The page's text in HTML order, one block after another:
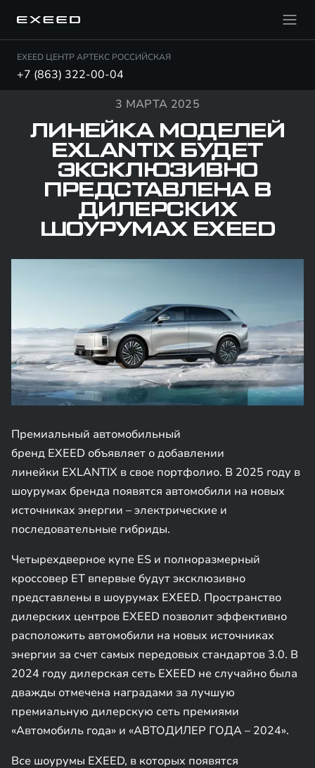
EXEED ЦЕНТР АРТЕКС РОССИЙСКАЯ
+7 (863) 322-00-04
3 МАРТА 2025
ЛИНЕЙКА МОДЕЛЕЙ
EXLANTIX БУДЕТ
ЭКСКЛЮЗИВНО
ПРЕДСТАВЛЕНА В
ДИЛЕРСКИХ
ШОУРУМАХ EXEED
Премиальный автомобильный
бренд EXEED объявляет о добавлении
линейки EXLANTIX в свое портфолио. В 2025 году в
шоурумах бренда появятся автомобили на новых
источниках энергии – электрические и
последовательные гибриды.
Четырехдверное купе ES и полноразмерный
кроссовер ET впервые будут эксклюзивно
представлены в шоурумах EXEED. Пространство
дилерских центров EXEED позволит эффективно
расположить автомобили на новых источниках
энергии за счет самых передовых стандартов 3.0. В
2024 году дилерская сеть EXEED не случайно была
дважды отмечена наградами за лучшую
премиальную дилерскую сеть премиями
«Автомобиль года» и «АВТОДИЛЕР ГОДА – 2024».
Все шоурумы EXEED, в которых появятся